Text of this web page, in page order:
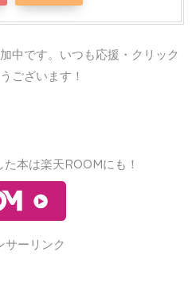
中です。いつも応援・クリック
ございます！
本は楽天ROOMにも！
サーリンク